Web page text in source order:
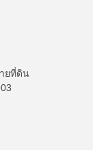
ยที่ดิน